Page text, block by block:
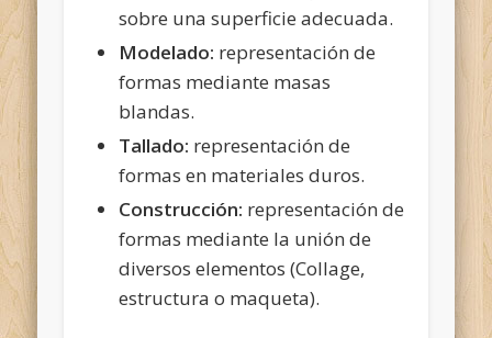
sobre una superficie adecuada.
Modelado: representación de
formas mediante masas
blandas.
Tallado: representación de
formas en materiales duros.
Construcción: representación de
formas mediante la unión de
diversos elementos (Collage,
estructura o maqueta).